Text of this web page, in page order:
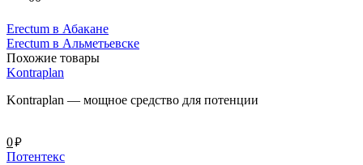
Erectum в Абакане
Erectum в Альметьевске
Похожие товары
Kontraplan
Kontraplan — мощное средство для потенции
0руб.
Потентекс